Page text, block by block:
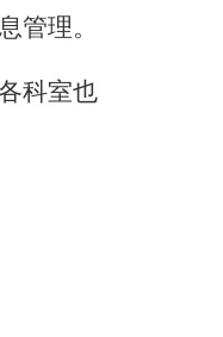
管理。
科室也